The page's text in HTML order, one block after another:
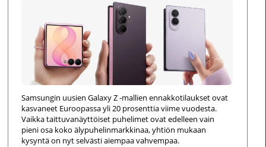
Samsungin uusien Galaxy Z -mallien ennakkotilaukset ovat
kasvaneet Euroopassa yli 20 prosenttia viime vuodesta.
Vaikka taittuvanäyttöiset puhelimet ovat edelleen vain
pieni osa koko älypuhelinmarkkinaa, yhtiön mukaan
kysyntä on nyt selvästi aiempaa vahvempaa.